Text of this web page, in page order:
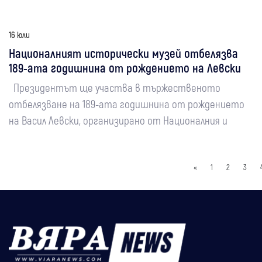
16 юли
Националният исторически музей отбелязва
189-ата годишнина от рождението на Левски
Президентът ще участва в тържественото
отбелязване на 189-ата годишнина от рождението
на Васил Левски, организирано от Националния и
« 1 2 3